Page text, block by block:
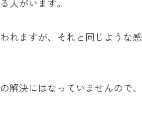
れますが、それと同じような感
解決にはなっていませんので、